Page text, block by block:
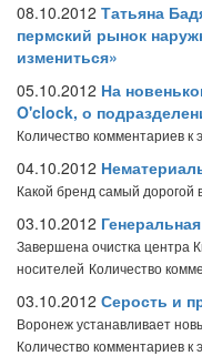
08.10.2012 Татьяна
пермский рынок
измениться»
05.10.2012 На
O'clock, о
Количество комментариев к
04.10.2012
Какой бренд самый дорогой
03.10.2012
Завершена очистка центра
носителей Количество
03.10.2012 Серость и
Воронеж устанавливает
Количество комментариев к